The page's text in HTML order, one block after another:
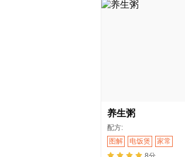
养生粥
配方:
图解
电饭煲
家常